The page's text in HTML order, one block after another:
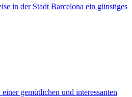
in der Stadt Barcelona ein günstiges
gemütlichen und interessanten